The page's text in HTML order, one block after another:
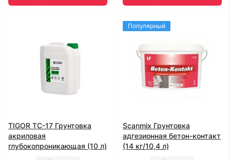
TIGOR TC-17 Грунтовка
акриловая
глубокопроникающая (10 л)
Популярный
Scanmix Грунтовка
адгезионная бетон-контакт
(14 кг/10,4 л)